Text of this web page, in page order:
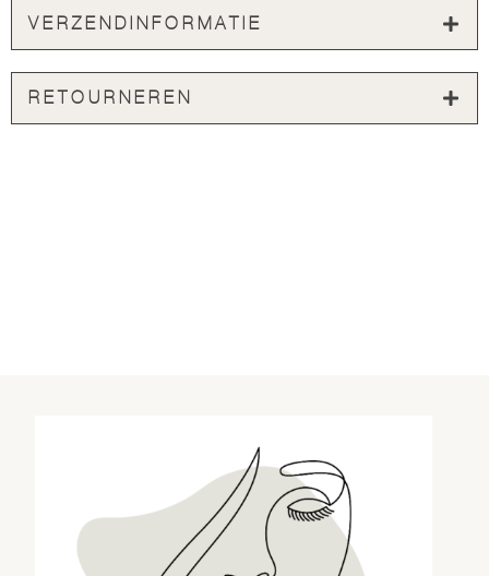
VERZENDINFORMATIE
RETOURNEREN